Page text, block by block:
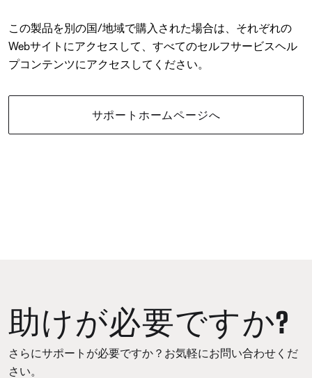
この製品を別の国/地域で購入された場合は、それぞれの
Webサイトにアクセスして、すべてのセルフサービスヘル
プコンテンツにアクセスしてください。
サポートホームページへ
助けが必要ですか?
さらにサポートが必要ですか？お気軽にお問い合わせくだ
さい。